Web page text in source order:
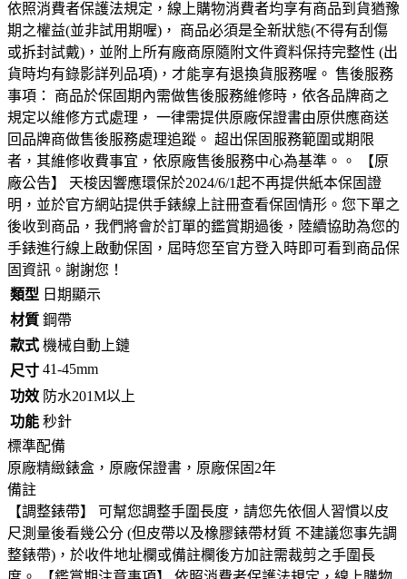
依照消費者保護法規定，線上購物消費者均享有商品到貨猶豫
期之權益(並非試用期喔)， 商品必須是全新狀態(不得有刮傷
或拆封試戴)，並附上所有廠商原隨附文件資料保持完整性 (出
貨時均有錄影詳列品項)，才能享有退換貨服務喔。 售後服務
事項： 商品於保固期內需做售後服務維修時，依各品牌商之
規定以維修方式處理， 一律需提供原廠保證書由原供應商送
回品牌商做售後服務處理追蹤。 超出保固服務範圍或期限
者，其維修收費事宜，依原廠售後服務中心為基準。。 【原
廠公告】 天梭因響應環保於2024/6/1起不再提供紙本保固證
明，並於官方網站提供手錶線上註冊查看保固情形。您下單之
後收到商品，我們將會於訂單的鑑賞期過後，陸續協助為您的
手錶進行線上啟動保固，屆時您至官方登入時即可看到商品保
固資訊。謝謝您！
類型 日期顯示
材質 鋼帶
款式 機械自動上鏈
尺寸 41-45mm
功效 防水201M以上
功能 秒針
標準配備
原廠精緻錶盒，原廠保證書，原廠保固2年
備註
【調整錶帶】 可幫您調整手圍長度，請您先依個人習慣以皮
尺測量後看幾公分 (但皮帶以及橡膠錶帶材質 不建議您事先調
整錶帶)，於收件地址欄或備註欄後方加註需裁剪之手圍長